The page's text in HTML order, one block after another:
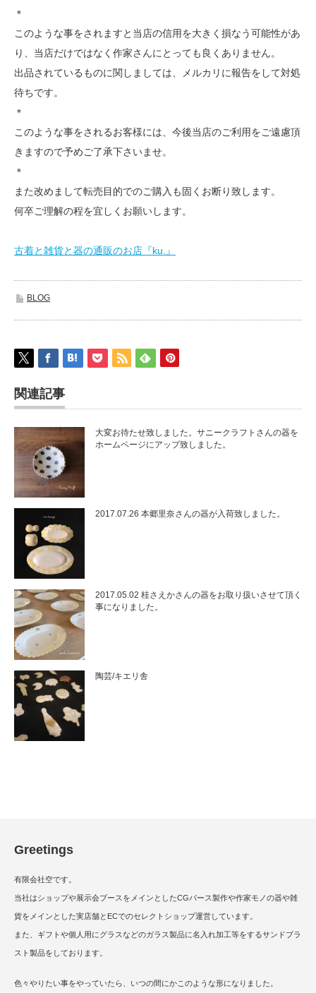
＊
このような事をされますと当店の信用を大きく損なう可能性があ
り、当店だけではなく作家さんにとっても良くありません。
出品されているものに関しましては、メルカリに報告をして対処
待ちです。
＊
このような事をされるお客様には、今後当店のご利用をご遠慮頂
きますので予めご了承下さいませ。
＊
また改めまして転売目的でのご購入も固くお断り致します。
何卒ご理解の程を宜しくお願いします。
古着と雑貨と器の通販のお店『ku.』
BLOG
関連記事
大変お待たせ致しました。サニークラフトさんの器を
ホームページにアップ致しました。
2017.07.26 本郷里奈さんの器が入荷致しました。
2017.05.02 桂さえかさんの器をお取り扱いさせて頂く
事になりました。
陶芸/キエリ舎
Greetings
有限会社空です。
当社はショップや展示会ブースをメインとしたCGパース製作や作家モノの器や雑
貨をメインとした実店舗とECでのセレクトショップ運営しています。
また、ギフトや個人用にグラスなどのガラス製品に名入れ加工等をするサンドブラ
スト製品をしております。
色々やりたい事をやっていたら、いつの間にかこのような形になりました。